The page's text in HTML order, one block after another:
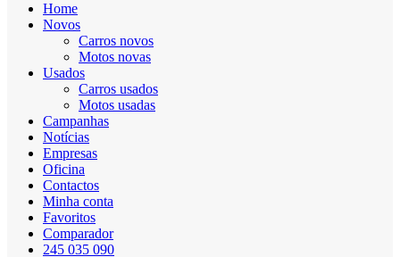
Home
Novos
Carros novos
Motos novas
Usados
Carros usados
Motos usadas
Campanhas
Notícias
Empresas
Oficina
Contactos
Minha conta
Favoritos
Comparador
245 035 090